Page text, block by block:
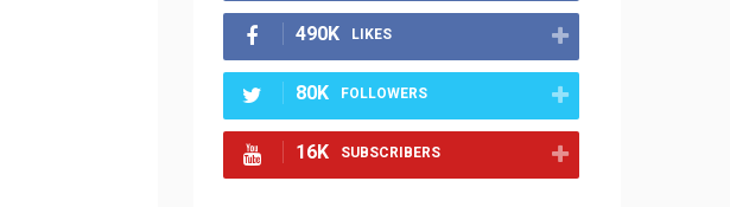
490K LIKES
80K FOLLOWERS
16K SUBSCRIBERS